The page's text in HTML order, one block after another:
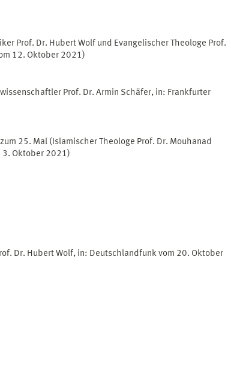
Prof. Dr. Hubert Wolf und Evangelischer Theologe Prof.
12. Oktober 2021)
Prof. Dr. Armin Schäfer, in: Frankfurter
25. Mal (Islamischer Theologe Prof. Dr. Mouhanad
3. Oktober 2021)
Dr. Hubert Wolf, in: Deutschlandfunk vom 20. Oktober